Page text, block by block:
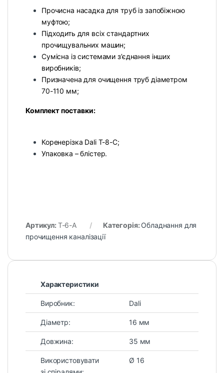
Прочисна насадка для труб із запобіжною
муфтою;
Підходить для всіх стандартних
прочищувальних машин;
Сумісна із системами з’єднання інших
виробників;
Призначена для очищення труб діаметром
70-110 мм;
Комплект поставки:
Коренерізка Dali T-8-С;
Упаковка – блістер.
Артикул: T-6-А Категорія: Обладнання для
прочищення каналізації
Характеристики
Виробник: Dali
Діаметр: 16 мм
Довжина: 35 мм
Використовувати
Ø 16